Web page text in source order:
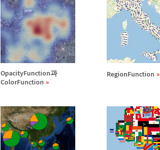
OpacityFunction과
ColorFunction
RegionFunction